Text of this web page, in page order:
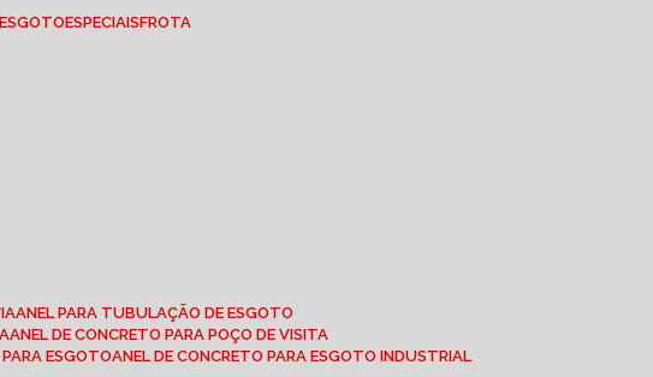
ESGOTO ESPECIAIS FROTA
ANEL PARA TUBULAÇÃO DE ESGOTO
ANEL DE CONCRETO PARA POÇO DE VISITA
PARA ESGOTO ANEL DE CONCRETO PARA ESGOTO INDUSTRIAL